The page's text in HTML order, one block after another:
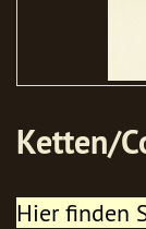
Ketten/
Hier finden